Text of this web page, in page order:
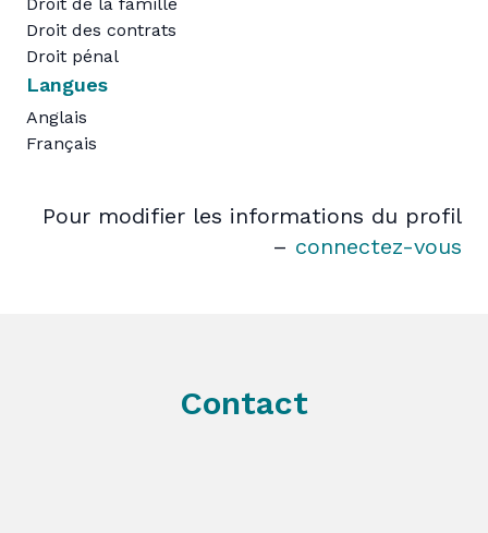
Droit des contrats
Droit pénal
Langues
Anglais
Français
Pour modifier les informations du profil
– connectez-vous
Contact